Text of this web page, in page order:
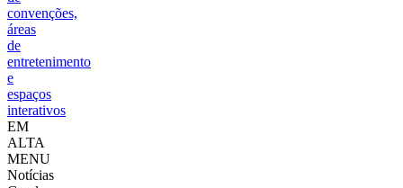
convenções,
áreas
de
entretenimento
e
espaços
interativos
EM
ALTA
MENU
Notícias